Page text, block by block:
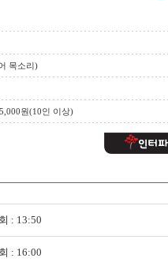
목소리)
원(10인 이상)
: 13:50
: 16:00